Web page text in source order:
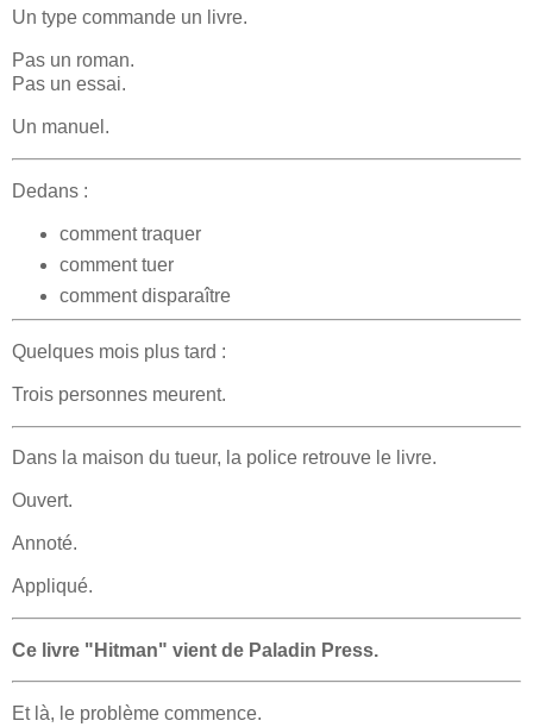
Un type commande un livre.
Pas un roman.
Pas un essai.
Un manuel.
Dedans :
comment traquer
comment tuer
comment disparaître
Quelques mois plus tard :
Trois personnes meurent.
Dans la maison du tueur, la police retrouve le livre.
Ouvert.
Annoté.
Appliqué.
Ce livre "Hitman" vient de Paladin Press.
Et là, le problème commence.